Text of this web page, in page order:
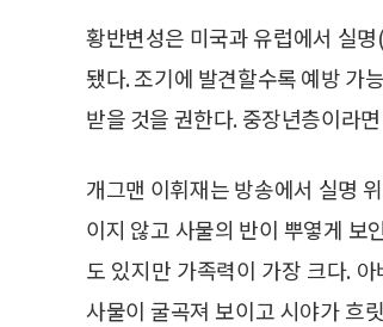
황반변성은 미국과 유럽에서 실
됐다. 조기에 발견할수록 예방 가
받을 것을 권한다. 중장년층이라
개그맨 이휘재는 방송에서 실명
이지 않고 사물의 반이 뿌옇게 보
도 있지만 가족력이 가장 크다.
사물이 굴곡져 보이고 시야가 흐